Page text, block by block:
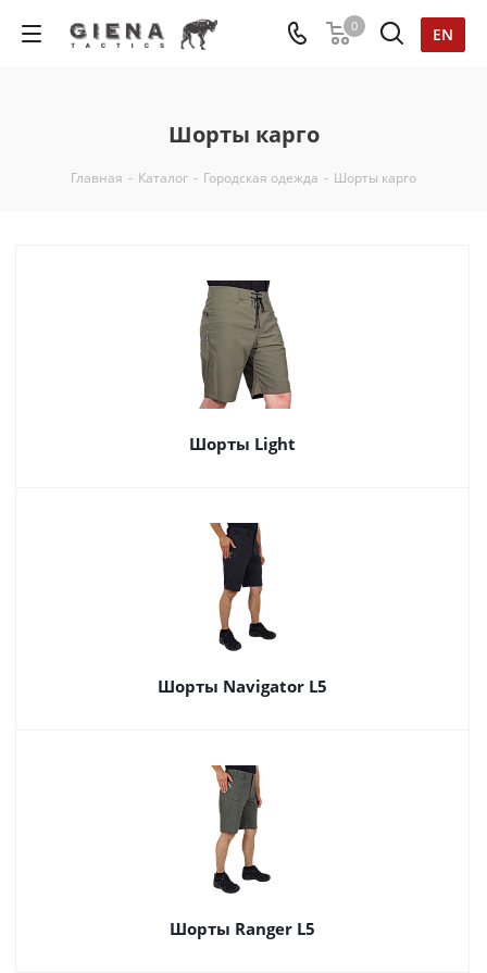
EN
0
Шорты карго
Главная - Каталог - Городская одежда - Шорты карго
Шорты Light
Шорты Navigator L5
Шорты Ranger L5